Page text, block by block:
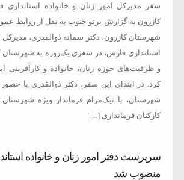
سفر مدیرکل امور زنان و خانواده
کازرون به گزارش پرتو جنوب به نقل از روابط
شهرستان کازرون، دکتر سمانه ذوالقدری، مدیرکل
استانداری فارس، در سفری یک‌روزه به شهرستان
و ظرفیت‌های حوزه زنان، خانواده و کارآفرینی
کرد. در ابتدای این سفر، دکتر ذوالقدری با حضور
شهرستان، با نیک‌مرام فرماندار ویژه شهرستان
کارکنان فرمانداری […]
سرپرست دفتر امور زنان و خانواده
منصوب شد